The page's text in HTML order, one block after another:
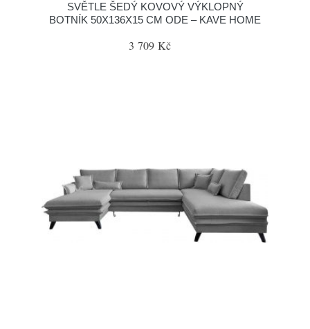
SVĚTLE ŠEDÝ KOVOVÝ VÝKLOPNÝ
BOTNÍK 50X136X15 CM ODE – KAVE HOME
3 709 Kč